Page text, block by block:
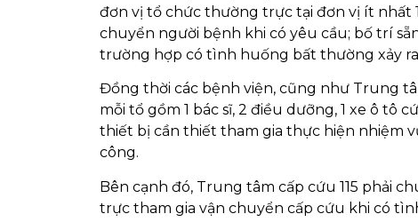
đơn vị tổ chức thường trực tại đơn vị ít nhất
chuyển người bệnh khi có yêu cầu; bố trí
trường hợp có tình huống bất thường xảy
Đồng thời các bệnh viện, cũng như Trung
mỗi tổ gồm 1 bác sĩ, 2 điều dưỡng, 1 xe ô
thiết bị cần thiết tham gia thực hiện nhiệm
công.
Bên cạnh đó, Trung tâm cấp cứu 115 phải
trực tham gia vận chuyển cấp cứu khi có